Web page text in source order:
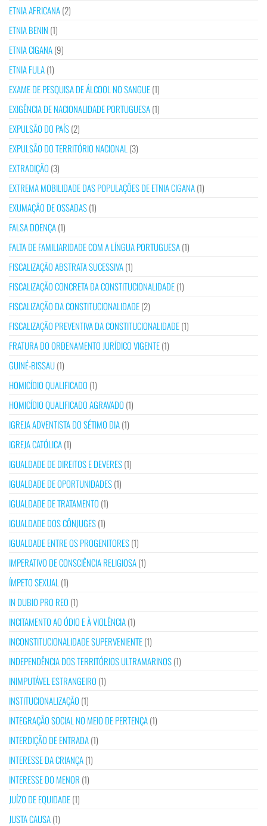
ETNIA AFRICANA(2)
ETNIA BENIN (1)
ETNIA CIGANA(9)
ETNIA FULA(1)
EXAME DE PESQUISA DE ÁLCOOL NO SANGUE(1)
EXIGÊNCIA DE NACIONALIDADE PORTUGUESA(1)
EXPULSÃO DO PAÍS(2)
EXPULSÃO DO TERRITÓRIO NACIONAL (3)
EXTRADIÇÃO (3)
EXTREMA MOBILIDADE DAS POPULAÇÕES DE ETNIA CIGANA(1)
EXUMAÇÃO DE OSSADAS(1)
FALSA DOENÇA(1)
FALTA DE FAMILIARIDADE COM A LÍNGUA PORTUGUESA(1)
FISCALIZAÇÃO ABSTRATA SUCESSIVA(1)
FISCALIZAÇÃO CONCRETA DA CONSTITUCIONALIDADE(1)
FISCALIZAÇÃO DA CONSTITUCIONALIDADE(2)
FISCALIZAÇÃO PREVENTIVA DA CONSTITUCIONALIDADE(1)
FRATURA DO ORDENAMENTO JURÍDICO VIGENTE(1)
GUINÉ-BISSAU(1)
HOMICÍDIO QUALIFICADO (1)
HOMICÍDIO QUALIFICADO AGRAVADO (1)
IGREJA ADVENTISTA DO SÉTIMO DIA(1)
IGREJA CATÓLICA(1)
IGUALDADE DE DIREITOS E DEVERES(1)
IGUALDADE DE OPORTUNIDADES(1)
IGUALDADE DE TRATAMENTO (1)
IGUALDADE DOS CÔNJUGES(1)
IGUALDADE ENTRE OS PROGENITORES(1)
IMPERATIVO DE CONSCIÊNCIA RELIGIOSA(1)
ÍMPETO SEXUAL (1)
IN DUBIO PRO REO (1)
INCITAMENTO AO ÓDIO E À VIOLÊNCIA(1)
INCONSTITUCIONALIDADE SUPERVENIENTE(1)
INDEPENDÊNCIA DOS TERRITÓRIOS ULTRAMARINOS(1)
INIMPUTÁVEL ESTRANGEIRO (1)
INSTITUCIONALIZAÇÃO (1)
INTEGRAÇÃO SOCIAL NO MEIO DE PERTENÇA(1)
INTERDIÇÃO DE ENTRADA(1)
INTERESSE DA CRIANÇA(1)
INTERESSE DO MENOR (1)
JUÍZO DE EQUIDADE(1)
JUSTA CAUSA(1)